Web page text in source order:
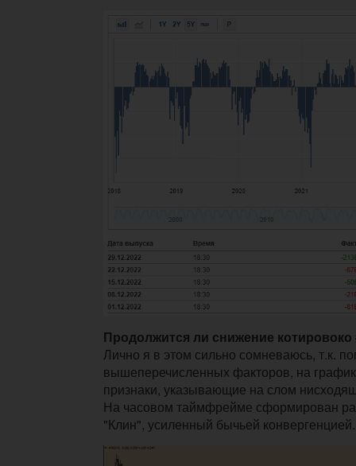
Продолжится ли снижение котировоко
Лично я в этом сильно сомневаюсь, т.к.
вышеперечисленных факторов, на
признаки, указывающие на слом
На часовом таймфрейме сформирован
"Клин", усиленный бычьей конвергенцией.